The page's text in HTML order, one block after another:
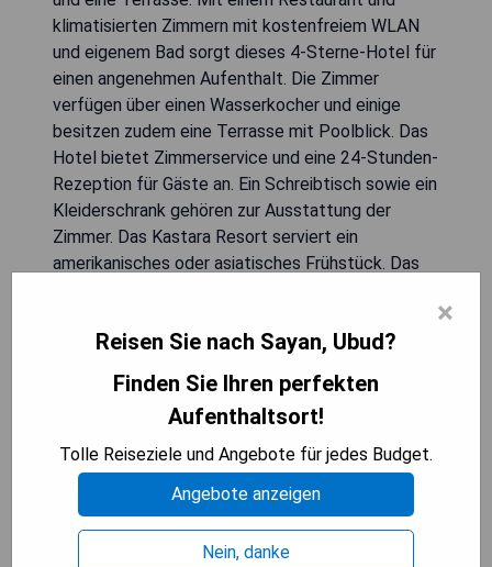
klimatisierten Zimmern mit kostenfreiem WLAN
und eigenem Bad sorgt dieses 4-Sterne-Hotel für
einen angenehmen Aufenthalt. Die Zimmer
verfügen über einen Wasserkocher und einige
besitzen zudem eine Terrasse mit Poolblick. Das
Hotel bietet Zimmerservice und eine 24-Stunden-
Rezeption für Gäste an. Ein Schreibtisch sowie ein
Kleiderschrank gehören zur Ausstattung der
Zimmer. Das Kastara Resort serviert ein
amerikanisches oder asiatisches Frühstück. Das
nach 6,1 km. Der nächstgelegene Flughafen ist
wobei auch ein kostenpflichtiger
Flughafentransfer angeboten wird.
- Boutique-Hotel mit Outdoor-Pool
- Eröffnet im Dezember 2020
- Kostenloses WLAN
- Fitnesscenter vorhanden
×
Reisen Sie nach Sayan, Ubud?
Finden Sie Ihren perfekten
Aufenthaltsort!
Tolle Reiseziele und Angebote für jedes Budget.
Angebote anzeigen
Nein, danke